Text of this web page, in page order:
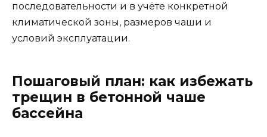
последовательности и в учёте конкретной
климатической зоны, размеров чаши и
условий эксплуатации.
Пошаговый план: как избежать
трещин в бетонной чаше
бассейна